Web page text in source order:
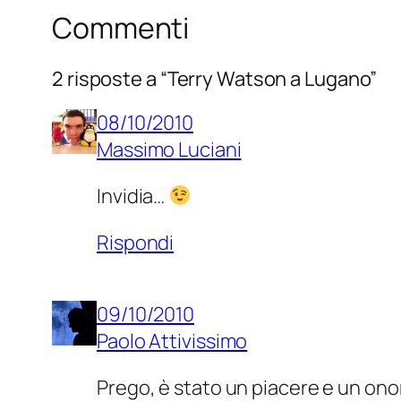
Commenti
2 risposte a “Terry Watson a Lugano”
08/10/2010
Massimo Luciani
Invidia…
Rispondi
09/10/2010
Paolo Attivissimo
Prego, è stato un piacere e un